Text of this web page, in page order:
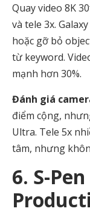
Quay video 8K
và tele 3x.
hoặc gỡ bỏ
từ keyword.
mạnh hơn 30%.
Đánh giá
điểm cộng,
Ultra. Tele 5x
tâm, nhưng
6. S-